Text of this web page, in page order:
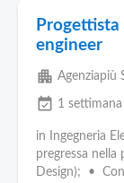
engineer
apartment Agenziapiù
event_available 1 settimana
in Ingegneria
pregressa nella
Design); •